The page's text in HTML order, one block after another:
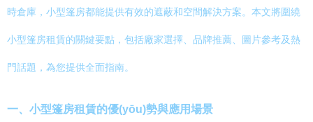
時倉庫，小型篷房都能提供有效的遮蔽和空間解決方案。本文將圍繞
小型篷房租賃的關鍵要點，包括廠家選擇、品牌推薦、圖片參考及熱
門話題，為您提供全面指南。
一、小型篷房租賃的優(yōu)勢與應用場景